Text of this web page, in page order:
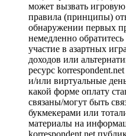
может вызвать
правила (принципы)
обнаружении первых
немедленно
участие в азартных
доходов или
ресурс
и/или виртуальные
какой форме оплату
связаны/могут быть
букмекерами или
материалы на
korrespondent.net